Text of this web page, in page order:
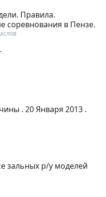
Правила.
соревнования в Пензе.
. 20 Января 2013 .
зальных р/у моделей